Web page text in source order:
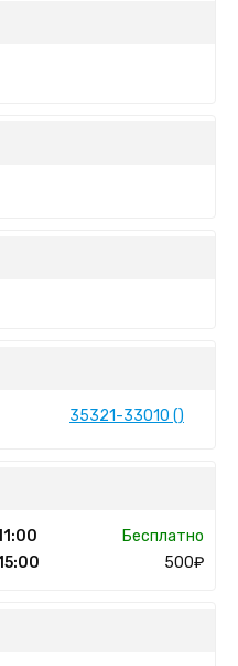
35321-33010 ()
Бесплатно
500₽